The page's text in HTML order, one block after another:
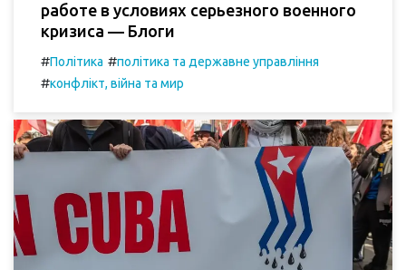
работе в условиях серьезного военного
кризиса — Блоги
#Політика #політика та державне управління
#конфлікт, війна та мир